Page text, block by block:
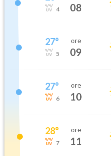
4 08
27°
5
ore
09
27°
6
ore
10
28°
7
ore
11